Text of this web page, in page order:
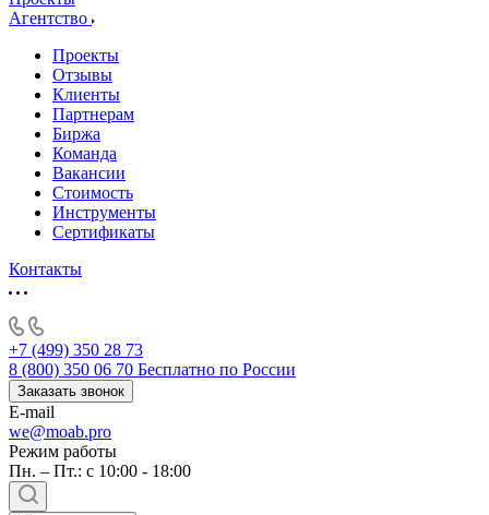
Агентство
Проекты
Отзывы
Клиенты
Партнерам
Биржа
Команда
Вакансии
Стоимость
Инструменты
Сертификаты
Контакты
+7 (499) 350 28 73
8 (800) 350 06 70 Бесплатно по России
Заказать звонок
E-mail
we@moab.pro
Режим работы
Пн. – Пт.: с 10:00 - 18:00